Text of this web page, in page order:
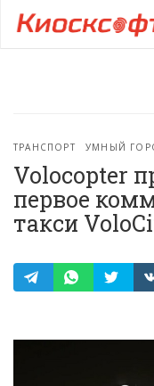
ТРАНСПОРТ УМНЫЙ
Volocopter
первое
такси